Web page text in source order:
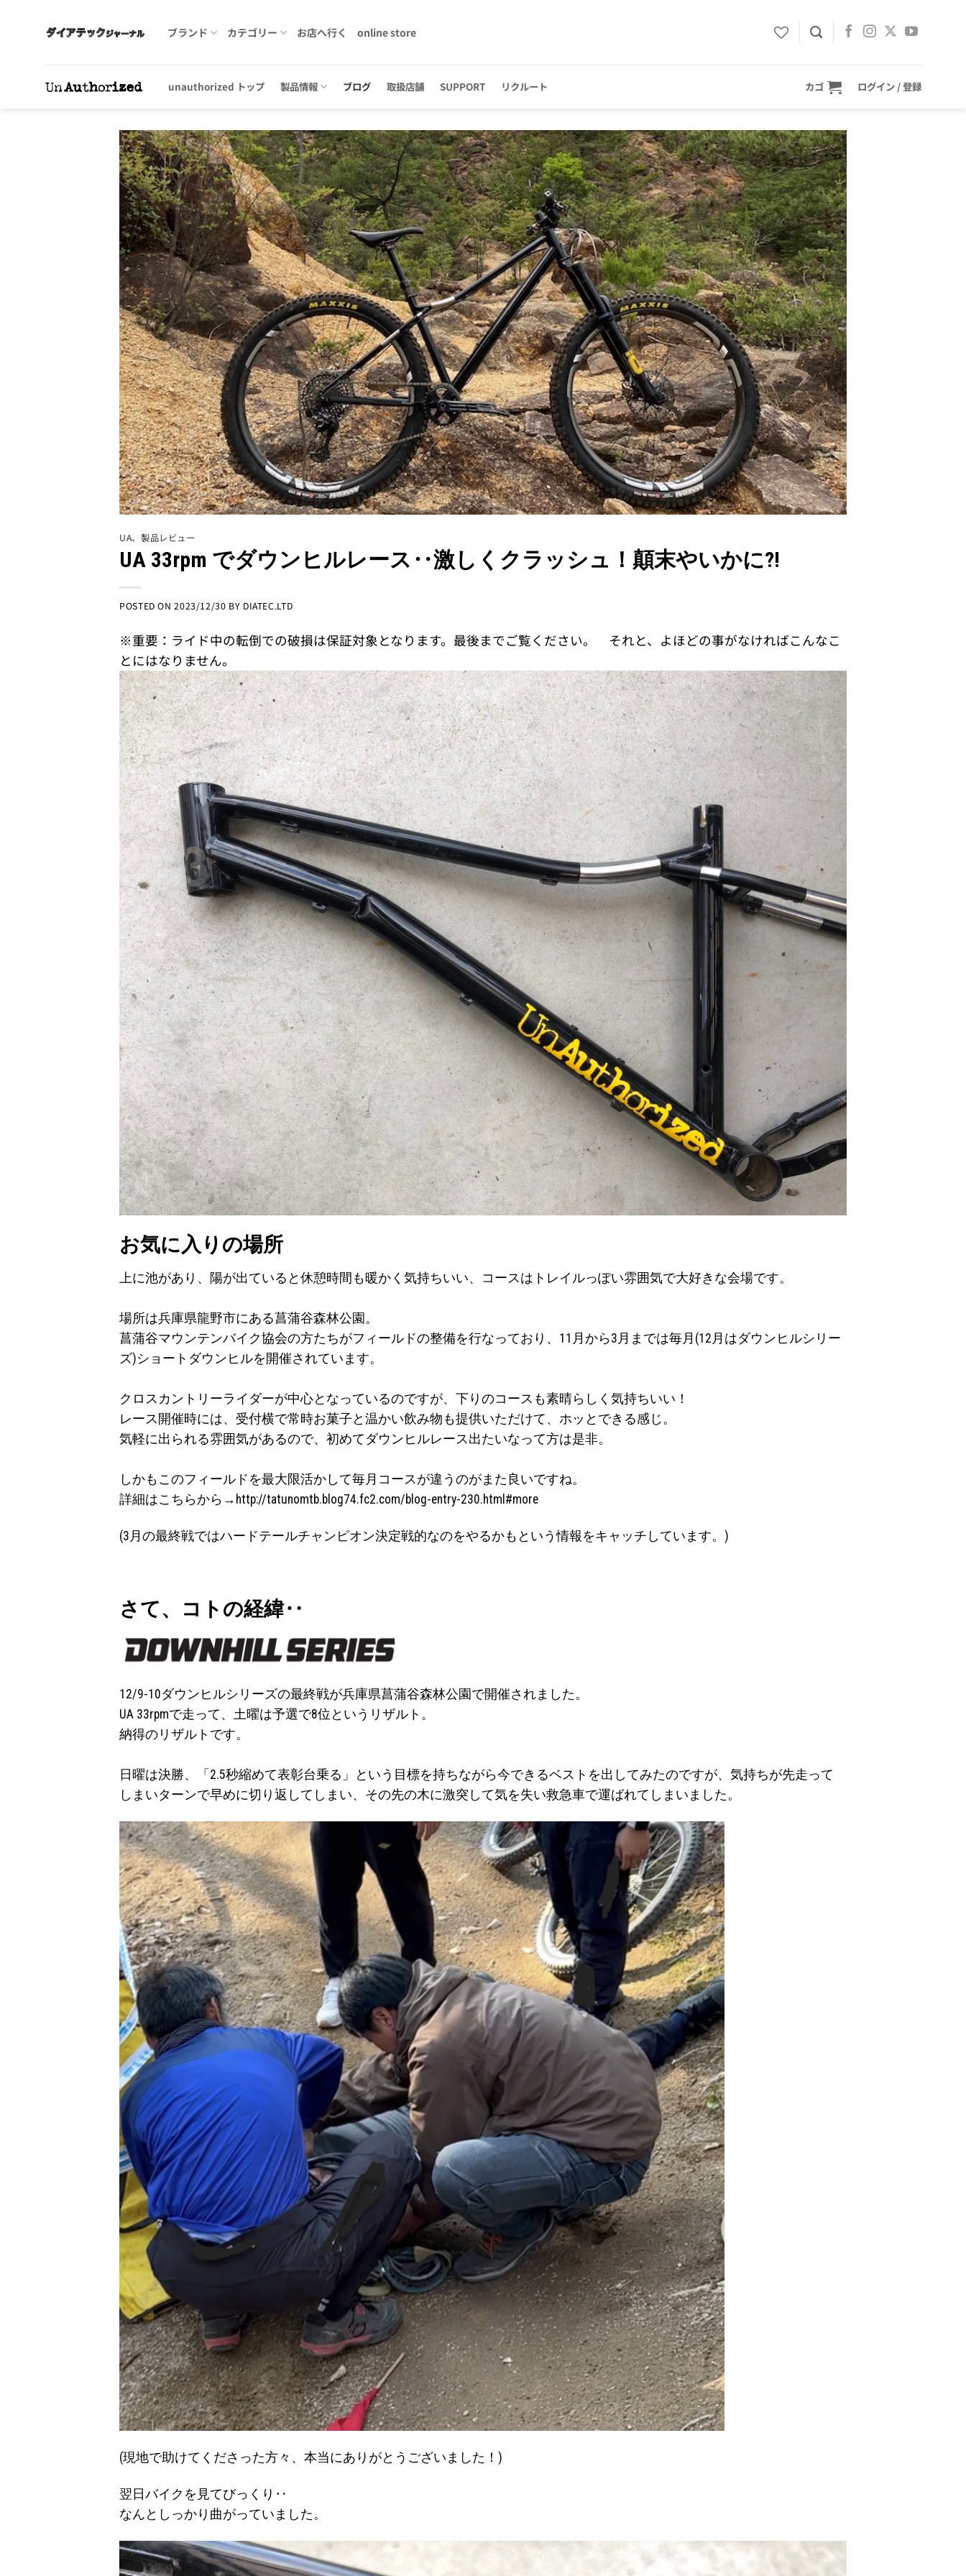
ブランド カテゴリー お店へ行く online store
unauthorized トップ 製品情報 ブログ 取扱店舗 SUPPORT リクルート カゴ ログイン / 登録
UA、製品レビュー
UA 33rpm でダウンヒルレース‥激しくクラッシュ！顛末やいかに?!
POSTED ON2023/12/30 BY DIATEC.LTD
※重要：ライド中の転倒での破損は保証対象となります。最後までご覧ください。 それと、よほどの事がなければこんなこ
とにはなりません。
お気に入りの場所
上に池があり、陽が出ていると休憩時間も暖かく気持ちいい、コースはトレイルっぽい雰囲気で大好きな会場です。
場所は兵庫県龍野市にある菖蒲谷森林公園。
菖蒲谷マウンテンバイク協会の方たちがフィールドの整備を行なっており、11月から3月までは毎月(12月はダウンヒルシリー
ズ)ショートダウンヒルを開催されています。
クロスカントリーライダーが中心となっているのですが、下りのコースも素晴らしく気持ちいい！
レース開催時には、受付横で常時お菓子と温かい飲み物も提供いただけて、ホッとできる感じ。
気軽に出られる雰囲気があるので、初めてダウンヒルレース出たいなって方は是非。
しかもこのフィールドを最大限活かして毎月コースが違うのがまた良いですね。
詳細はこちらから→ http://tatunomtb.blog74.fc2.com/blog-entry-230.html#more
(3月の最終戦ではハードテールチャンピオン決定戦的なのをやるかもという情報をキャッチしています。)
さて、コトの経緯‥
12/9-10ダウンヒルシリーズの最終戦が兵庫県菖蒲谷森林公園で開催されました。
UA 33rpmで走って、土曜は予選で8位というリザルト。
納得のリザルトです。
日曜は決勝、「2.5秒縮めて表彰台乗る」という目標を持ちながら今できるベストを出してみたのですが、気持ちが先走って
しまいターンで早めに切り返してしまい、その先の木に激突して気を失い救急車で運ばれてしまいました。
(現地で助けてくださった方々、本当にありがとうございました！)
翌日バイクを見てびっくり‥
なんとしっかり曲がっていました。